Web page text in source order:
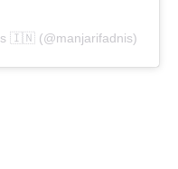
🇮🇳 (@manjarifadnis)